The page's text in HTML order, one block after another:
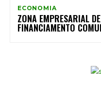
ECONOMIA
ZONA EMPRESARIAL
FINANCIAMENTO